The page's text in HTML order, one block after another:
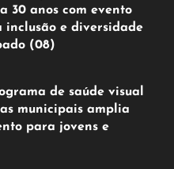
30 anos com evento
inclusão e diversidade
(08)
de saúde visual
municipais amplia
para jovens e